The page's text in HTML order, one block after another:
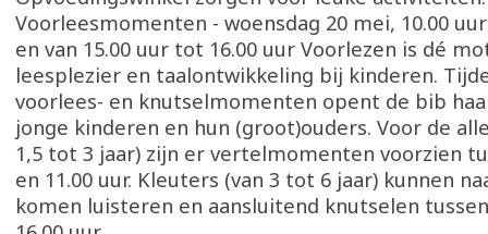
Voorleesmomenten - woensdag 20 mei, 10.00
en van 15.00 uur tot 16.00 uur Voorlezen is dé
leesplezier en taalontwikkeling bij kinderen.
voorlees- en knutselmomenten opent de bib
jonge kinderen en hun (groot)ouders. Voor de
1,5 tot 3 jaar) zijn er vertelmomenten voorzien
en 11.00 uur. Kleuters (van 3 tot 6 jaar) kunnen
komen luisteren en aansluitend knutselen